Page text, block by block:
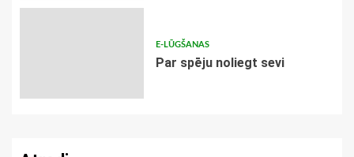
E-LŪGŠANAS
Par spēju noliegt sevi